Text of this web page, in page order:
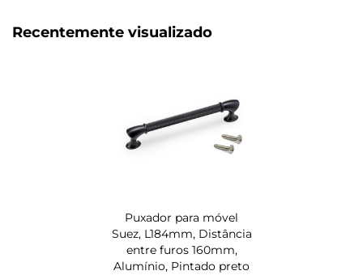
Recentemente visualizado
Puxador para móvel
Suez, L184mm, Distância
entre furos 160mm,
Alumínio, Pintado preto